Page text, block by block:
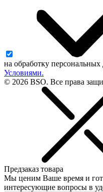
на обработку
Условиями.
© 2026 BSO. Все права
Предзаказ товара
Мы ценим Ваше время и
интересующие вопросы в